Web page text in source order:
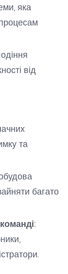
яка
від
та
багато